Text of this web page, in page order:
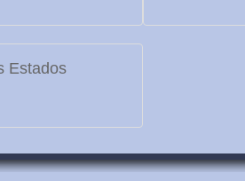
Estados